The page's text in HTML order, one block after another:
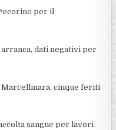
per il
dati negativi per
Marcellinara, cinque feriti
sangue per lavori